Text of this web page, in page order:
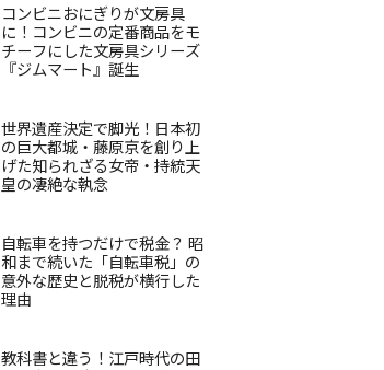
コンビニおにぎりが文房具
に！コンビニの定番商品をモ
チーフにした文房具シリーズ
『ジムマート』誕生
世界遺産決定で脚光！日本初
の巨大都城・藤原京を創り上
げた知られざる女帝・持統天
皇の凄絶な執念
自転車を持つだけで税金？ 昭
和まで続いた「自転車税」の
意外な歴史と脱税が横行した
理由
教科書と違う！江戸時代の田